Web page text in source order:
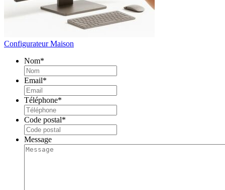
Configurateur Maison
Nom*
Email*
Téléphone*
Code postal*
Message